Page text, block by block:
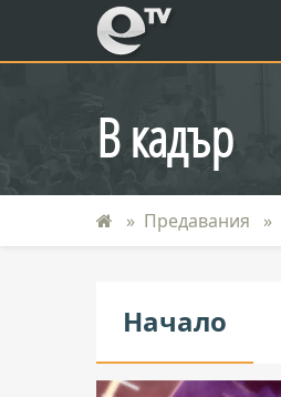
eTV
В кадър
Предавания
Начало